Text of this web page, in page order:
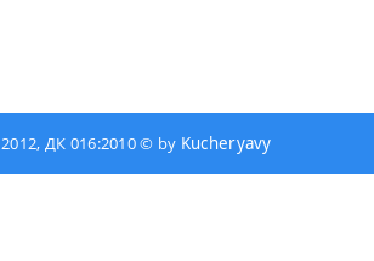
2012, ДК 016:2010 © by Kucheryavy